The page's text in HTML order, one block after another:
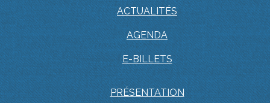
ACTUALITÉS
AGENDA
E-BILLETS
PRÉSENTATION